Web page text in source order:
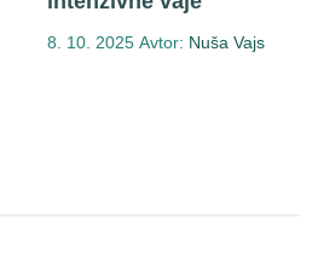
8. 10. 2025 Avtor: Nuša Vajs